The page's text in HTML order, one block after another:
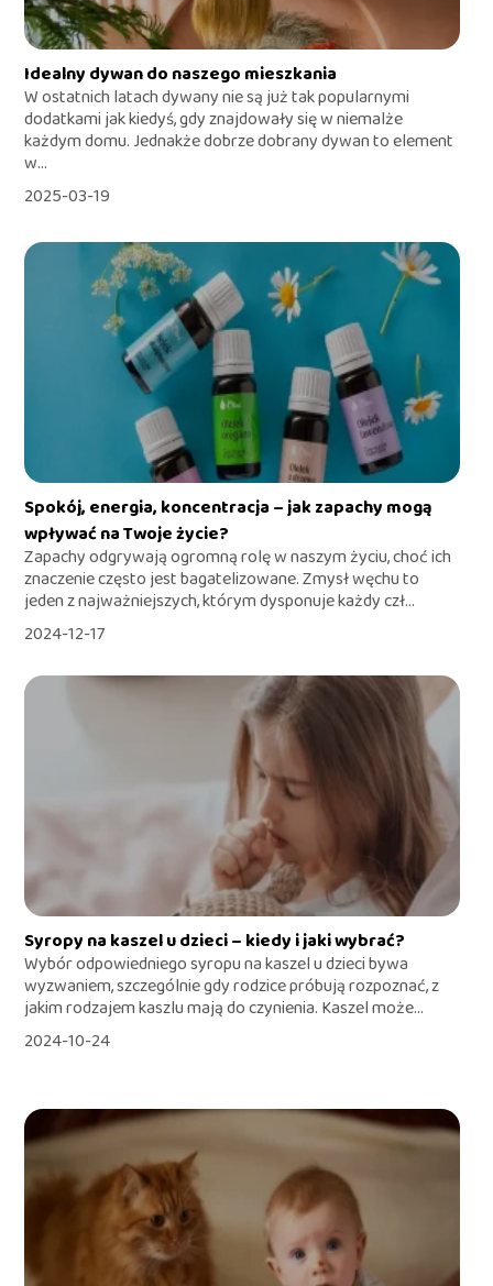
Idealny dywan do naszego mieszkania
W ostatnich latach dywany nie są już tak popularnymi
dodatkami jak kiedyś, gdy znajdowały się w niemalże
każdym domu. Jednakże dobrze dobrany dywan to element
w...
2025-03-19
Spokój, energia, koncentracja – jak zapachy mogą
wpływać na Twoje życie?
Zapachy odgrywają ogromną rolę w naszym życiu, choć ich
znaczenie często jest bagatelizowane. Zmysł węchu to
jeden z najważniejszych, którym dysponuje każdy czł...
2024-12-17
Syropy na kaszel u dzieci – kiedy i jaki wybrać?
Wybór odpowiedniego syropu na kaszel u dzieci bywa
wyzwaniem, szczególnie gdy rodzice próbują rozpoznać, z
jakim rodzajem kaszlu mają do czynienia. Kaszel może...
2024-10-24